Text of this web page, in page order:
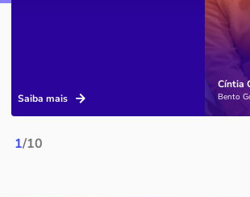
1/10
Cíntia
Bento
Saiba mais